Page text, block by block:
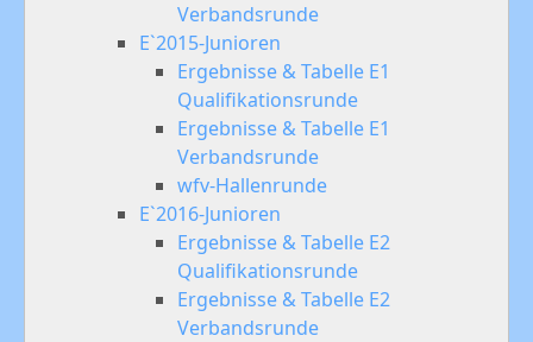
Verbandsrunde
E`2015-Junioren
Ergebnisse & Tabelle E1
Qualifikationsrunde
Ergebnisse & Tabelle E1
Verbandsrunde
wfv-Hallenrunde
E`2016-Junioren
Ergebnisse & Tabelle E2
Qualifikationsrunde
Ergebnisse & Tabelle E2
Verbandsrunde